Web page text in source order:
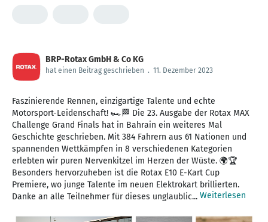
BRP-Rotax GmbH & Co KG
hat einen Beitrag geschrieben . 11. Dezember 2023
Faszinierende Rennen, einzigartige Talente und echte
Motorsport-Leidenschaft! 🏎️🏁 Die 23. Ausgabe der Rotax MAX
Challenge Grand Finals hat in Bahrain ein weiteres Mal
Geschichte geschrieben. Mit 384 Fahrern aus 61 Nationen und
spannenden Wettkämpfen in 8 verschiedenen Kategorien
erlebten wir puren Nervenkitzel im Herzen der Wüste. 🌍🏆
Besonders hervorzuheben ist die Rotax E10 E-Kart Cup
Premiere, wo junge Talente im neuen Elektrokart brillierten.
Danke an alle Teilnehmer für dieses unglaublic... Weiterlesen